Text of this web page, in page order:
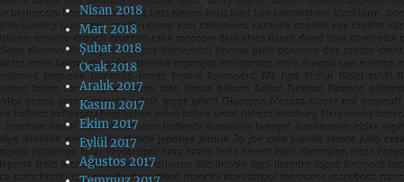
Nisan 2018
Mart 2018
Şubat 2018
Ocak 2018
Aralık 2017
Kasım 2017
Ekim 2017
Eylül 2017
Ağustos 2017